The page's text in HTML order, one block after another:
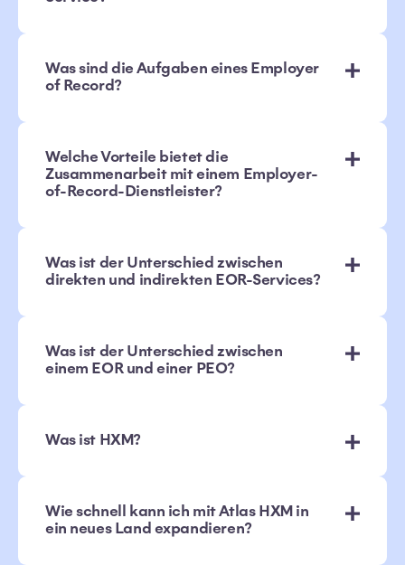
Was sind die Aufgaben eines Employer
of Record?
Welche Vorteile bietet die
Zusammenarbeit mit einem Employer-
of-Record-Dienstleister?
Was ist der Unterschied zwischen
direkten und indirekten EOR-Services?
Was ist der Unterschied zwischen
einem EOR und einer PEO?
Was ist HXM?
Wie schnell kann ich mit Atlas HXM in
ein neues Land expandieren?